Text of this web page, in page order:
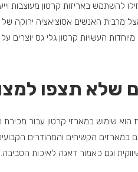
להשתמש באריזות קרטון מעוצבות
מרבית האנשים אסוציאציה ירוקה
מיוחדות העשויות קרטון גלי גס
שלא תצפו
הוא שימוש במארזי קרטון עבור
הקשיחים והמהודרים
וגם כאמור דאגה לאיכות הסביבה.